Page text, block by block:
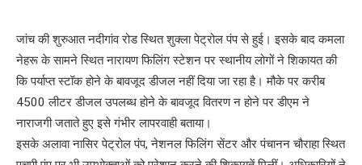
जांच की शुरुआत नदीगांव रोड स्थित शुक्ला पेट्रोल पंप से हुई। इसके बाद कमला
नेहरू के सामने स्थित नारायण फिलिंग स्टेशन पर स्थानीय लोगों ने शिकायत की
कि पर्याप्त स्टॉक होने के बावजूद डीजल नहीं दिया जा रहा है। मौके पर करीब
4500 लीटर डीजल उपलब्ध होने के बावजूद वितरण न होने पर डीएम ने
नाराजगी जताते हुए इसे गंभीर लापरवाही बताया।
इसके अलावा नासिर पेट्रोल पंप, नेशनल फिलिंग सेंटर और पंचानन चौराहा स्थित